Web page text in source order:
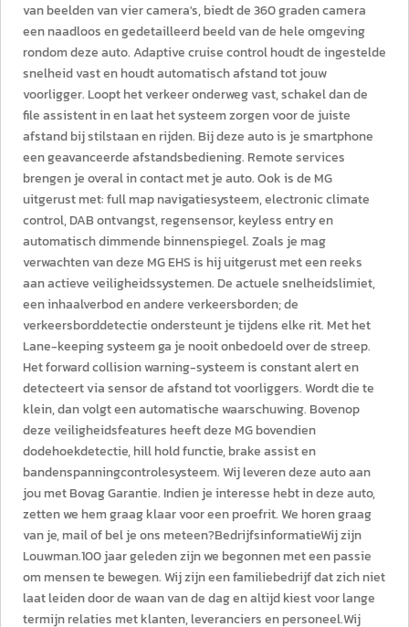
van beelden van vier camera's, biedt de 360 graden camera
een naadloos en gedetailleerd beeld van de hele omgeving
rondom deze auto. Adaptive cruise control houdt de ingestelde
snelheid vast en houdt automatisch afstand tot jouw
voorligger. Loopt het verkeer onderweg vast, schakel dan de
file assistent in en laat het systeem zorgen voor de juiste
afstand bij stilstaan en rijden. Bij deze auto is je smartphone
een geavanceerde afstandsbediening. Remote services
brengen je overal in contact met je auto. Ook is de MG
uitgerust met: full map navigatiesysteem, electronic climate
control, DAB ontvangst, regensensor, keyless entry en
automatisch dimmende binnenspiegel. Zoals je mag
verwachten van deze MG EHS is hij uitgerust met een reeks
aan actieve veiligheidssystemen. De actuele snelheidslimiet,
een inhaalverbod en andere verkeersborden; de
verkeersborddetectie ondersteunt je tijdens elke rit. Met het
Lane-keeping systeem ga je nooit onbedoeld over de streep.
Het forward collision warning-systeem is constant alert en
detecteert via sensor de afstand tot voorliggers. Wordt die te
klein, dan volgt een automatische waarschuwing. Bovenop
deze veiligheidsfeatures heeft deze MG bovendien
dodehoekdetectie, hill hold functie, brake assist en
bandenspanningcontrolesysteem. Wij leveren deze auto aan
jou met Bovag Garantie. Indien je interesse hebt in deze auto,
zetten we hem graag klaar voor een proefrit. We horen graag
van je, mail of bel je ons meteen?BedrijfsinformatieWij zijn
Louwman.100 jaar geleden zijn we begonnen met een passie
om mensen te bewegen. Wij zijn een familiebedrijf dat zich niet
laat leiden door de waan van de dag en altijd kiest voor lange
termijn relaties met klanten, leveranciers en personeel.Wij